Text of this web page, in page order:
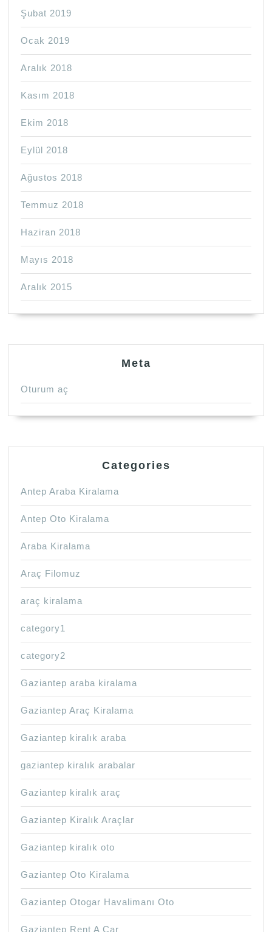
Şubat 2019
Ocak 2019
Aralık 2018
Kasım 2018
Ekim 2018
Eylül 2018
Ağustos 2018
Temmuz 2018
Haziran 2018
Mayıs 2018
Aralık 2015
Meta
Oturum aç
Categories
Antep Araba Kiralama
Antep Oto Kiralama
Araba Kiralama
Araç Filomuz
araç kiralama
category1
category2
Gaziantep araba kiralama
Gaziantep Araç Kiralama
Gaziantep kiralık araba
gaziantep kiralık arabalar
Gaziantep kiralık araç
Gaziantep Kiralık Araçlar
Gaziantep kiralık oto
Gaziantep Oto Kiralama
Gaziantep Otogar Havalimanı Oto
Gaziantep Rent A Car